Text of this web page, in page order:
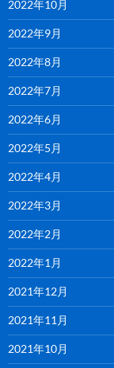
2022年10月
2022年9月
2022年8月
2022年7月
2022年6月
2022年5月
2022年4月
2022年3月
2022年2月
2022年1月
2021年12月
2021年11月
2021年10月